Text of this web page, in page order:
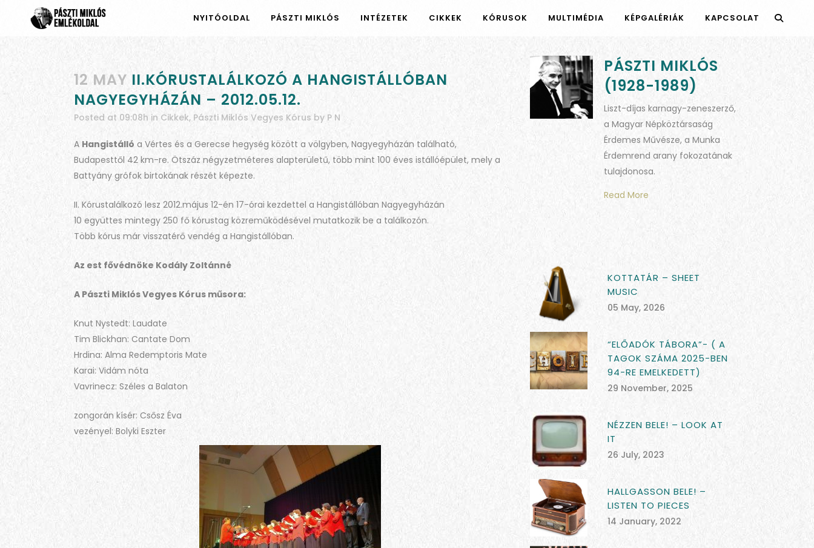
NYITÓOLDAL PÁSZTI MIKLÓS INTÉZETEK CIKKEK KÓRUSOK MULTIMÉDIA KÉPGALÉRIÁK KAPCSOLAT
12 MAY II.KÓRUSTALÁLKOZÓ A HANGISTÁLLÓBAN
NAGYEGYHÁZÁN – 2012.05.12.
Posted at 09:08h in Cikkek, Pászti Miklós Vegyes Kórus by P N
A Hangistálló a Vértes és a Gerecse hegység között a völgyben, Nagyegyházán található,
Budapesttől 42 km-re. Ötszáz négyzetméteres alapterületű, több mint 100 éves istállóépület, mely a
Battyány grófok birtokának részét képezte.
II. Kórustalálkozó lesz 2012.május 12-én 17-órai kezdettel a Hangistállóban Nagyegyházán
10 együttes mintegy 250 fő kórustag közreműködésével mutatkozik be a találkozón.
Több kórus már visszatérő vendég a Hangistállóban.
Az est fővédnöke Kodály Zoltánné
A Pászti Miklós Vegyes Kórus műsora:
Knut Nystedt: Laudate
Tim Blickhan: Cantate Dom
Hrdina: Alma Redemptoris Mate
Karai: Vidám nóta
Vavrinecz: Széles a Balaton
zongorán kísér: Csősz Éva
vezényel: Bolyki Eszter
PÁSZTI MIKLÓS
(1928-1989)
Liszt-díjas karnagy-zeneszerző,
a Magyar Népköztársaság
Érdemes Művésze, a Munka
Érdemrend arany fokozatának
tulajdonosa.
Read More
KOTTATÁR – SHEET
MUSIC
05 May, 2026
“ELŐADÓK TÁBORA”- ( A
TAGOK SZÁMA 2025-BEN
94-RE EMELKEDETT)
29 November, 2025
NÉZZEN BELE! – LOOK AT
IT
26 July, 2023
HALLGASSON BELE! –
LISTEN TO PIECES
14 January, 2022